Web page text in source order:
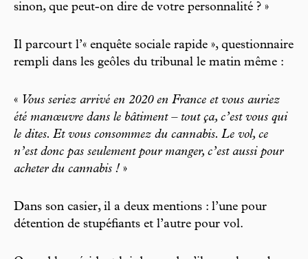
sinon, que peut-on dire de votre personnalité ? »
Il parcourt l’« enquête sociale rapide », questionnaire
rempli dans les geôles du tribunal le matin même :
« Vous seriez arrivé en 2020 en France et vous auriez
été manœuvre dans le bâtiment – tout ça, c’est vous qui
le dites. Et vous consommez du cannabis. Le vol, ce
n’est donc pas seulement pour manger, c’est aussi pour
acheter du cannabis ! »
Dans son casier, il a deux mentions : l’une pour
détention de stupéfiants et l’autre pour vol.